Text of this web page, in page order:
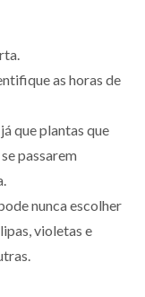
as horas de
que plantas que
passarem
nunca escolher
violetas e